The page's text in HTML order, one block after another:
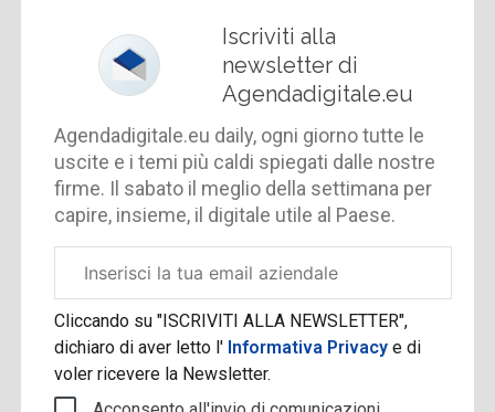
Iscriviti alla
newsletter di
Agendadigitale.eu
Agendadigitale.eu daily, ogni giorno tutte le
uscite e i temi più caldi spiegati dalle nostre
firme. Il sabato il meglio della settimana per
capire, insieme, il digitale utile al Paese.
aziendale
Cliccando su "ISCRIVITI ALLA NEWSLETTER",
dichiaro di aver letto l' Informativa Privacye di
voler ricevere la Newsletter.